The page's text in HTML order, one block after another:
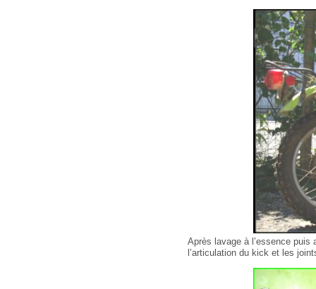
Après lavage à l’essence
l’articulation du kick et les